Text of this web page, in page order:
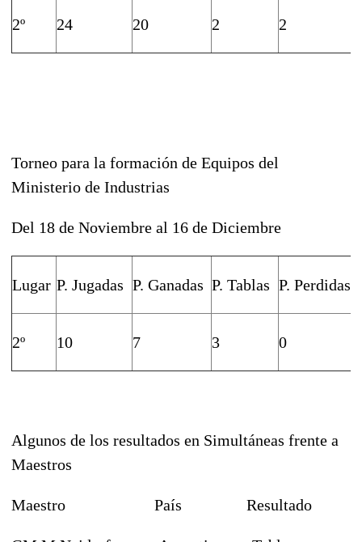
2º 24 20 2 2
Torneo para la formación de Equipos del
Ministerio de Industrias
Del 18 de Noviembre al 16 de Diciembre
Lugar P. Jugadas P. Ganadas P. Tablas P. Perdidas
2º 10 7 3 0
Algunos de los resultados en Simultáneas frente a
Maestros
Maestro País Resultado